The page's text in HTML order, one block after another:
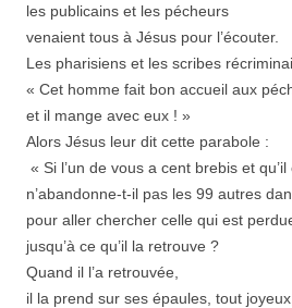
les publicains et les pécheurs
venaient tous à Jésus pour l’écouter.
Les pharisiens et les scribes
« Cet homme fait bon accueil aux
et il mange avec eux ! »
Alors Jésus leur dit cette parabole :
« Si l’un de vous a cent brebis et qu’il
n’abandonne-t-il pas les 99 autres
pour aller chercher celle qui est
jusqu’à ce qu’il la retrouve ?
Quand il l’a retrouvée,
il la prend sur ses épaules, tout joyeux,